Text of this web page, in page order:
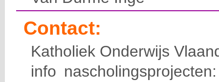
Contact:
Katholiek Onderwijs
info